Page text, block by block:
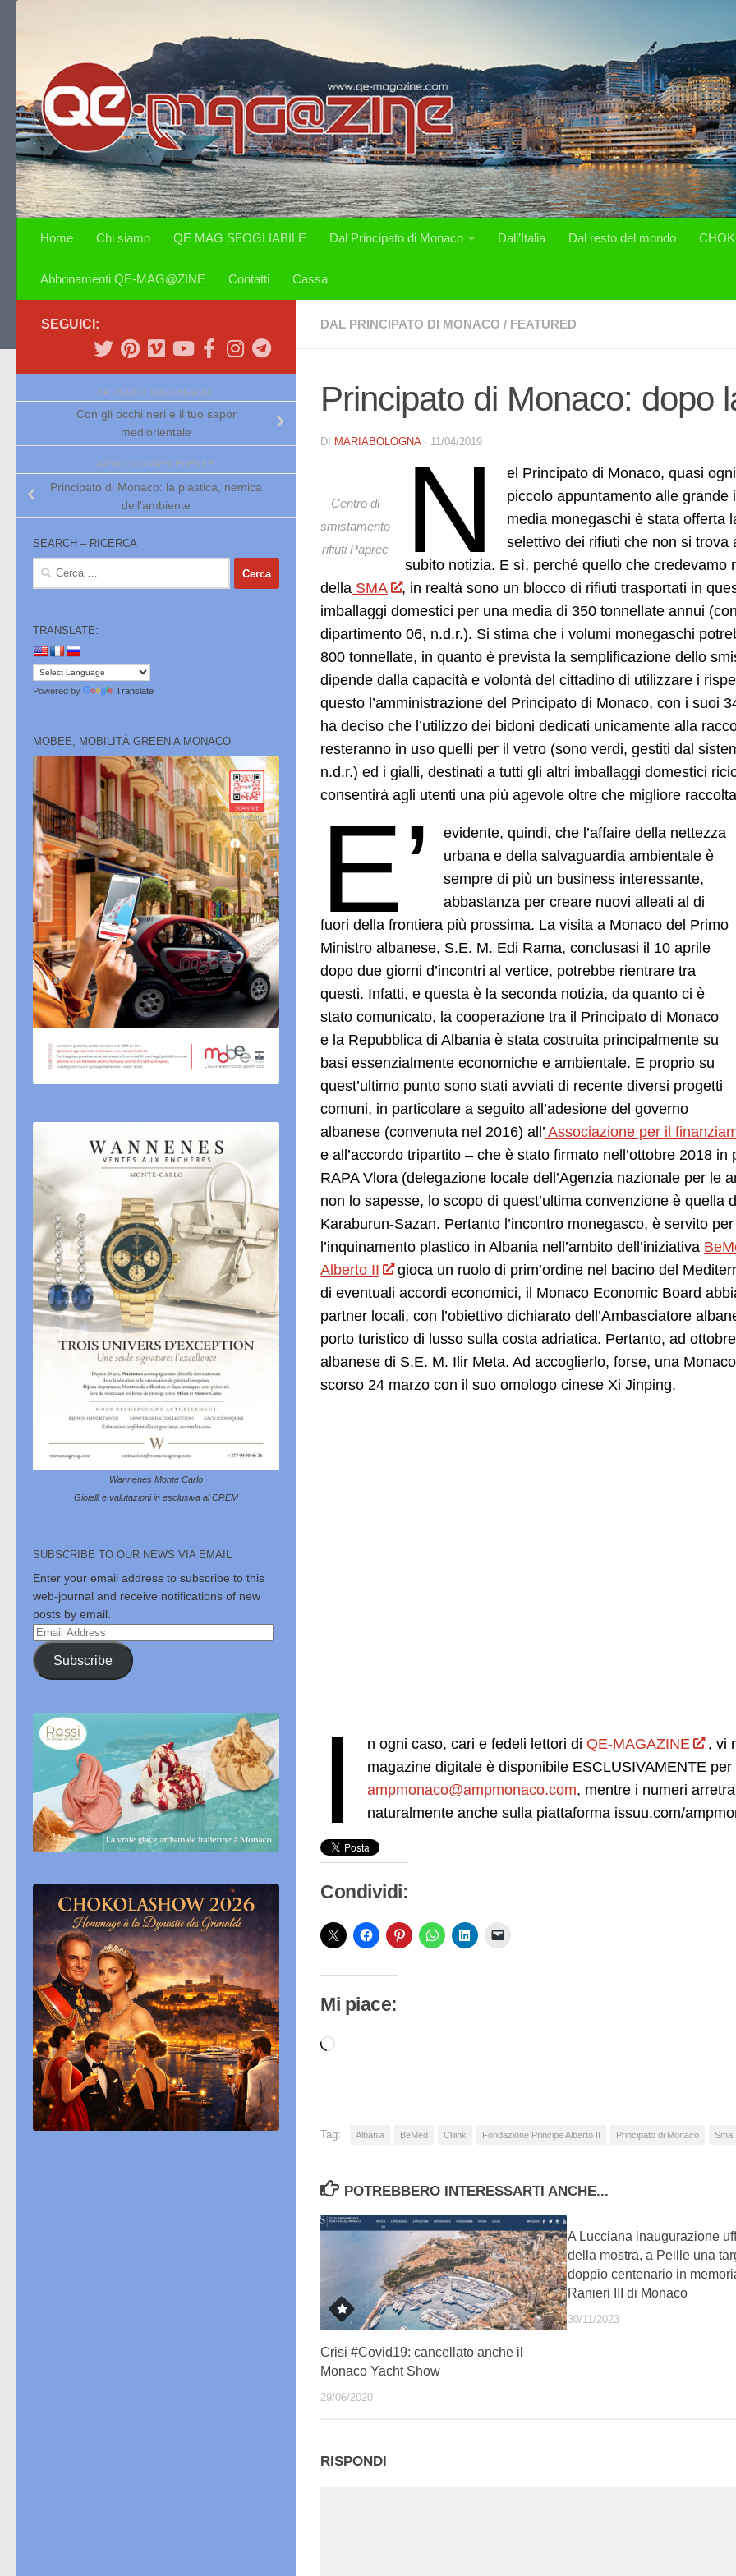
Home Chi siamo QE MAG SFOGLIABILE Dal Principato di Monaco Dall’Italia Dal resto del mondo
Abbonamenti QE-MAG@ZINE Contatti Cassa
DAL PRINCIPATO DI MONACO / FEATURED
Principato di Monaco: dopo
DI MARIABOLOGNA · 11/04/2019
Centro di
smistamento
rifiuti Paprec
N
el Principato di Monaco, quasi
piccolo appuntamento alle
media monegaschi è stata offerta
selettivo dei rifiuti che non si
subito notizia. E sì, perché quello che
della SMA
, in realtà sono un blocco di rifiuti trasportati in
imballaggi domestici per una media di 350 tonnellate annui
dipartimento 06, n.d.r.). Si stima che i volumi monegaschi
800 tonnellate, in quanto è prevista la semplificazione dello
dipende dalla capacità e volontà del cittadino di utilizzare i
questo l’amministrazione del Principato di Monaco, con i suoi
ha deciso che l’utilizzo dei bidoni dedicati unicamente alla
resteranno in uso quelli per il vetro (sono verdi, gestiti dal
n.d.r.) ed i gialli, destinati a tutti gli altri imballaggi domestici
consentirà agli utenti una più agevole oltre che migliore
E’
evidente, quindi, che l’affaire della nettezza
urbana e della salvaguardia ambientale è
sempre di più un business interessante,
abbastanza per creare nuovi alleati al di
fuori della frontiera più prossima. La visita a Monaco del Primo
Ministro albanese, S.E. M. Edi Rama, conclusasi il 10 aprile
dopo due giorni d’incontri al vertice, potrebbe rientrare tra
questi. Infatti, e questa è la seconda notizia, da quanto ci è
stato comunicato, la cooperazione tra il Principato di Monaco
e la Repubblica di Albania è stata costruita principalmente su
basi essenzialmente economiche e ambientale. E proprio su
quest’ultimo punto sono stati avviati di recente diversi progetti
comuni, in particolare a seguito all’adesione del governo
albanese (convenuta nel 2016) all’ Associazione per il
e all’accordo tripartito – che è stato firmato nell’ottobre 2018
RAPA Vlora (delegazione locale dell’Agenzia nazionale per le
non lo sapesse, lo scopo di quest’ultima convenzione è
Karaburun-Sazan. Pertanto l’incontro monegasco, è servito
l’inquinamento plastico in Albania nell’ambito dell’iniziativa
Alberto II
gioca un ruolo di prim’ordine nel bacino del
di eventuali accordi economici, il Monaco Economic Board
partner locali, con l’obiettivo dichiarato dell’Ambasciatore
porto turistico di lusso sulla costa adriatica. Pertanto, ad
albanese di S.E. M. Ilir Meta. Ad accoglierlo, forse, una
scorso 24 marzo con il suo omologo cinese Xi Jinping.
I n ogni caso, cari e fedeli lettori di QE-MAGAZINE
, vi
magazine digitale è disponibile ESCLUSIVAMENTE
ampmonaco@ampmonaco.com, mentre i numeri
naturalmente anche sulla piattaforma issuu.com/
Condividi:
Mi piace:
Caricamento
Tag: Albania BeMed Cliiink Fondazione Principe Alberto II Principato di Monaco Sma
POTREBBERO INTERESSARTI ANCHE...
Crisi #Covid19: cancellato anche il
Monaco Yacht Show
29/06/2020
A Lucciana inaugurazione
della mostra, a Peille una
doppio centenario in
Ranieri III di Monaco
30/11/2023
RISPONDI
SEGUICI:
ARTICOLO SUCCESSIVO
Con gli occhi neri e il tuo sapor
mediorientale
ARTICOLO PRECEDENTE
Principato di Monaco: la plastica, nemica
dell’ambiente
SEARCH – RICERCA
Ricerca
TRANSLATE:
Powered by Translate
MOBEE, MOBILITÀ GREEN A MONACO
Wannenes Monte Carlo
Gioielli e valutazioni in esclusiva al CREM
SUBSCRIBE TO OUR NEWS VIA EMAIL
Enter your email address to subscribe to this
web-journal and receive notifications of new
posts by email.
Email
Address
Subscribe